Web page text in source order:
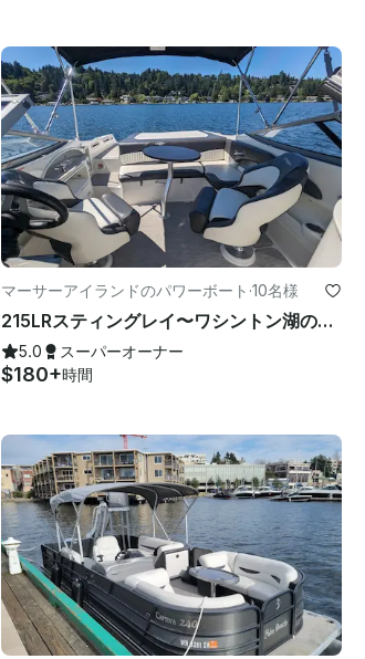
マーサーアイランドのパワーボート ·10名様
215LRスティングレイ〜ワシントン湖のバスルーム、インナーチュービング
5.0 スーパーオーナー
$180+時間